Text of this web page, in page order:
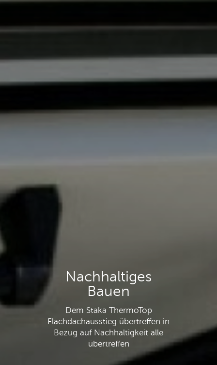
Nachhaltiges
Bauen
Dem Staka ThermoTop
Flachdachausstieg übertreffen in
Bezug auf Nachhaltigkeit alle
übertreffen